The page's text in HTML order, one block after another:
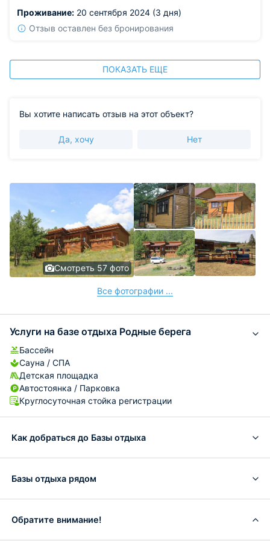
минусовых моментов не было
Проживание: 20 сентября 2024 (3 дня)
Отзыв оставлен без бронирования
ПОКАЗАТЬ ЕЩЕ
Вы хотите написать отзыв на этот объект?
Да, хочу Нет
Смотреть 57 фото
Все фотографии ...
Услуги на базе отдыха Родные берега
Бассейн
Сауна / СПА
Детская площадка
Автостоянка / Парковка
Круглосуточная стойка регистрации
Как добраться до Базы отдыха
Базы отдыха рядом
Обратите внимание!